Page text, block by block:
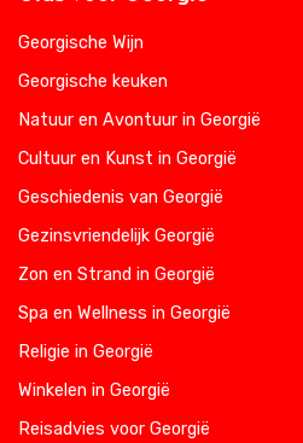
Georgische Wijn
Georgische keuken
Natuur en Avontuur in Georgië
Cultuur en Kunst in Georgië
Geschiedenis van Georgië
Gezinsvriendelijk Georgië
Zon en Strand in Georgië
Spa en Wellness in Georgië
Religie in Georgië
Winkelen in Georgië
Reisadvies voor Georgië